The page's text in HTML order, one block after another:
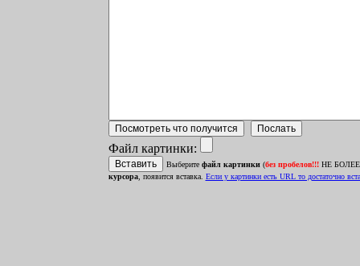
Файл картинки:
Выберите файл картинки(без пробелов!!!НЕ БОЛЕЕ
курсора, появится вставка. Ecли у картинки есть URL то достаточно